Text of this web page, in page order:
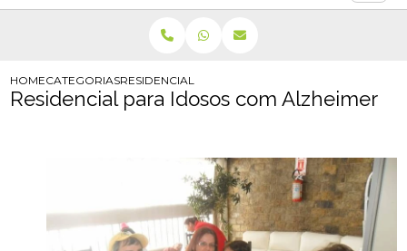
HOMECATEGORIASRESIDENCIAL PARA IDOSOS
Residencial para Idosos com Alzheimer